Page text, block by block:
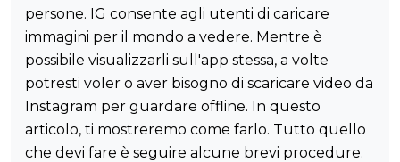
persone. IG consente agli utenti di caricare
immagini per il mondo a vedere. Mentre è
possibile visualizzarli sull'app stessa, a volte
potresti voler o aver bisogno di scaricare video da
Instagram per guardare offline. In questo
articolo, ti mostreremo come farlo. Tutto quello
che devi fare è seguire alcune brevi procedure.